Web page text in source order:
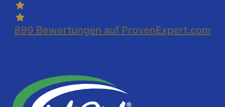
899 Bewertungen auf ProvenExpert.com